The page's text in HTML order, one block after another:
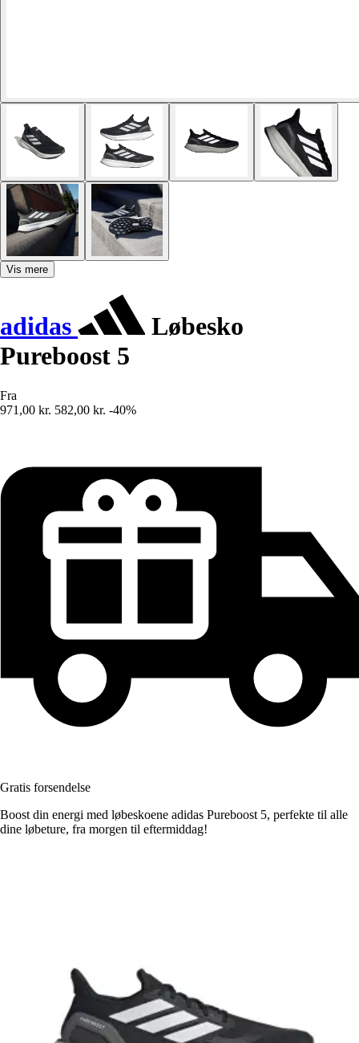
Vis mere
adidas
Løbesko
Pureboost 5
Fra
971,00 kr. 582,00 kr. -40%
Gratis forsendelse
Boost din energi med løbeskoene adidas Pureboost 5, perfekte til alle
dine løbeture, fra morgen til eftermiddag!